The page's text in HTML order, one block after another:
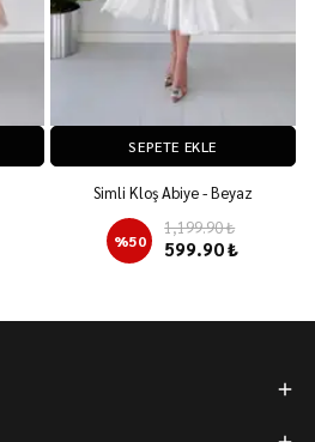
SEPETE EKLE
Simli Kloş Abiye - Beyaz
%50
1,199.90 ₺
599.90 ₺